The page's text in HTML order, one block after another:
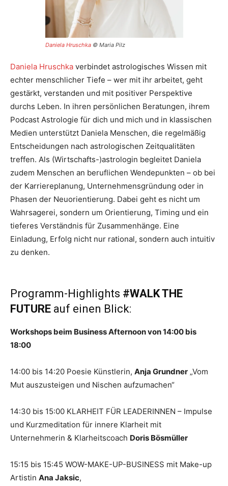
Daniela Hruschka© Maria Pilz
Daniela Hruschka verbindet astrologisches Wissen mit
echter menschlicher Tiefe – wer mit ihr arbeitet, geht
gestärkt, verstanden und mit positiver Perspektive
durchs Leben. In ihren persönlichen Beratungen, ihrem
Podcast Astrologie für dich und mich und in klassischen
Medien unterstützt Daniela Menschen, die regelmäßig
Entscheidungen nach astrologischen Zeitqualitäten
treffen. Als (Wirtschafts-)astrologin begleitet Daniela
zudem Menschen an beruflichen Wendepunkten – ob bei
der Karriereplanung, Unternehmensgründung oder in
Phasen der Neuorientierung. Dabei geht es nicht um
Wahrsagerei, sondern um Orientierung, Timing und ein
tieferes Verständnis für Zusammenhänge. Eine
Einladung, Erfolg nicht nur rational, sondern auch intuitiv
zu denken.
Programm-Highlights #WALK THE
FUTURE auf einen Blick:
Workshops beim Business Afternoon von 14:00 bis
18:00
14:00 bis 14:20 Poesie Künstlerin, Anja Grundner „Vom
Mut auszusteigen und Nischen aufzumachen“
14:30 bis 15:00 KLARHEIT FÜR LEADERINNEN – Impulse
und Kurzmeditation für innere Klarheit mit
Unternehmerin & Klarheitscoach Doris Bösmüller
15:15 bis 15:45 WOW-MAKE-UP-BUSINESS mit Make-up
Artistin Ana Jaksic,